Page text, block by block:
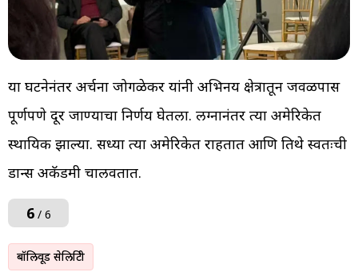
या घटनेनंतर अर्चना जोगळेकर यांनी अभिनय क्षेत्रातून जवळपास
पूर्णपणे दूर जाण्याचा निर्णय घेतला. लग्नानंतर त्या अमेरिकेत
स्थायिक झाल्या. सध्या त्या अमेरिकेत राहतात आणि तिथे स्वतःची
डान्स अकॅडमी चालवतात.
6/ 6
बॉलिवूड सेलिब्रिटी